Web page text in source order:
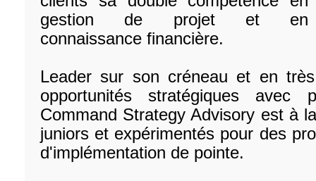
gestion de projet et en
connaissance financière.
Leader sur son créneau et en
opportunités stratégiques avec
Command Strategy Advisory est à
juniors et expérimentés pour des
d'implémentation de pointe.